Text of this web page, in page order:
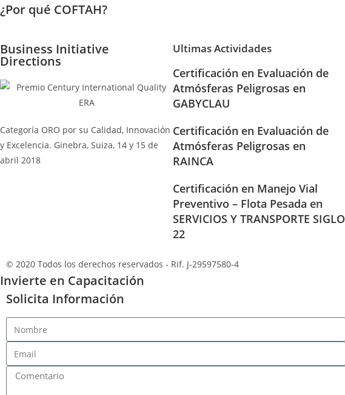
¿Por qué COFTAH?
Business Initiative
Directions
Categoría ORO por su Calidad, Innovación
y Excelencia. Ginebra, Suiza, 14 y 15 de
abril 2018
Ultimas Actividades
Certificación en Evaluación de
Atmósferas Peligrosas en
GABYCLAU
Certificación en Evaluación de
Atmósferas Peligrosas en
RAINCA
Certificación en Manejo Vial
Preventivo – Flota Pesada en
SERVICIOS Y TRANSPORTE SIGLO
22
© 2020 Todos los derechos reservados - Rif. J-29597580-4
Invierte en Capacitación
Solicita Información